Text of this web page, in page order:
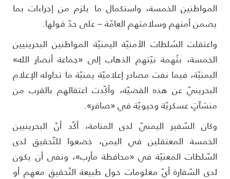
الخمسة، واستكمال ما يلزم من إجراءات بما
أمنهم وسلامتهم العامّة – على حدّ قولها.
السُلطات الأمنيّة اليمنيّة المواطنين البحرينيين
بتُهمة نيّتهم الذهاب إلى «جماعة أنصار الله»
فيما نفت مصادر إعلاميّة يمنيّة ما تداوله الإعلام
عن هذه القضيّة، وأكّدت اعتقالهم بالقرب من
عسكريّة وحيويّة في «صافر».
السّفير اليمنيّ لدى المنامة، أكّد أنّ البحرينيين
المعتقلين في اليمن، خضعوا للتّحقيق لدى
المعنيّة في «محافظة مأرب»، ونفى أن يكون
السّفارة أيّ معلومات حول طبيعة التّحقيق معهم أو